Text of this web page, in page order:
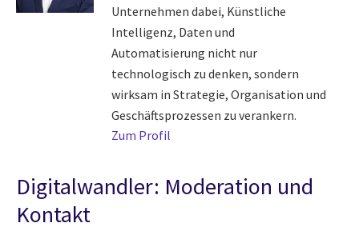
Unternehmen dabei, Künstliche
Intelligenz, Daten und
Automatisierung nicht nur
technologisch zu denken, sondern
wirksam in Strategie, Organisation und
Geschäftsprozessen zu verankern.
Zum Profil
Digitalwandler: Moderation und
Kontakt